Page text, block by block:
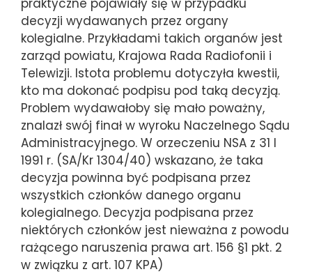
praktyczne pojawiały się w przypadku
decyzji wydawanych przez organy
kolegialne. Przykładami takich organów jest
zarząd powiatu, Krajowa Rada Radiofonii i
Telewizji. Istota problemu dotyczyła kwestii,
kto ma dokonać podpisu pod taką decyzją.
Problem wydawałoby się mało poważny,
znalazł swój finał w wyroku Naczelnego Sądu
Administracyjnego. W orzeczeniu NSA z 31 I
1991 r. (SA/Kr 1304/40) wskazano, że taka
decyzja powinna być podpisana przez
wszystkich członków danego organu
kolegialnego. Decyzja podpisana przez
niektórych członków jest nieważna z powodu
rażącego naruszenia prawa art. 156 §1 pkt. 2
w związku z art. 107 KPA)